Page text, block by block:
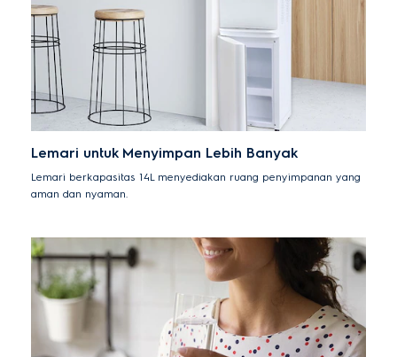
Lemari untuk Menyimpan Lebih Banyak
Lemari berkapasitas 14L menyediakan ruang penyimpanan yang
aman dan nyaman.